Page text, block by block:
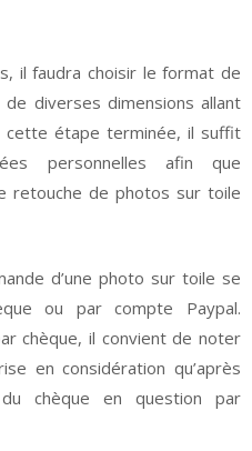
il faudra choisir le format de
diverses dimensions allant
cette étape terminée, il suffit
personnelles afin que
retouche de photos sur toile
d’une photo sur toile se
ou par compte Paypal.
chèque, il convient de noter
en considération qu’après
chèque en question par